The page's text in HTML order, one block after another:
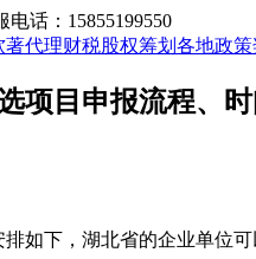
电话：15855199550
著代理财税股权筹划 各地政
项目申报流程、时
排如下，湖北省的企业单位